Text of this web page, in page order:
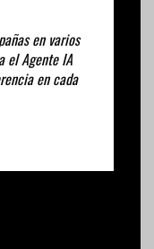
en varios
el Agente IA
en cada